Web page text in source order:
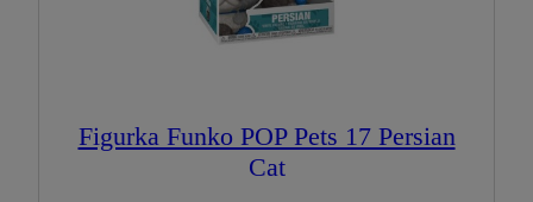
Figurka Funko POP Pets 17 Persian
Cat